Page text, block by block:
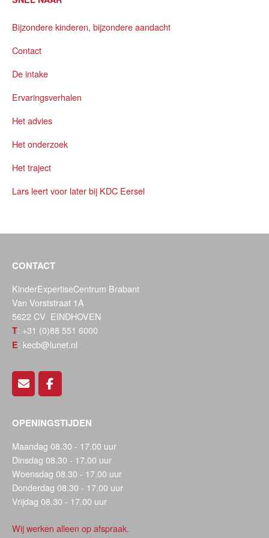
Bijzondere kinderen, bijzondere aandacht
Contact
De intake
Ervaringsverhalen
Het advies
Het onderzoek
Het traject
Lars leert voor later bij KDC Eersel
CONTACT
KinderExpertiseCentrum Brabant
Van Vorststraat 1A
5622 CV EINDHOVEN
T: +31 (0)88 551 6000
E: kecb@lunet.nl
OPENINGSTIJDEN
Maandag 08.30 - 17.00 uur
Dinsdag 08.30 - 17.00 uur
Woensdag 08.30 - 17.00 uur
Donderdag 08.30 - 17.00 uur
Vrijdag 08.30 - 17.00 uur
Wij werken alleen op afspraak.